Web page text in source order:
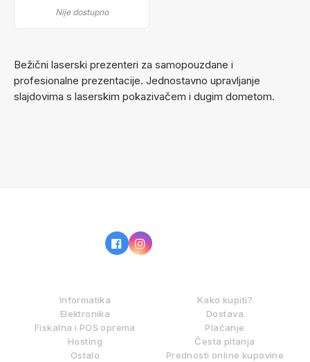
Nije dostupno
Bežični laserski prezenteri za samopouzdane i
profesionalne prezentacije. Jednostavno upravljanje
slajdovima s laserskim pokazivačem i dugim dometom.
Informatika
Elektronika
Fiskalna i POS oprema
Hosting
Ostalo
Kako kupiti?
Dostava
Plaćanje
Česta pitanja
Prednosti online kupovine